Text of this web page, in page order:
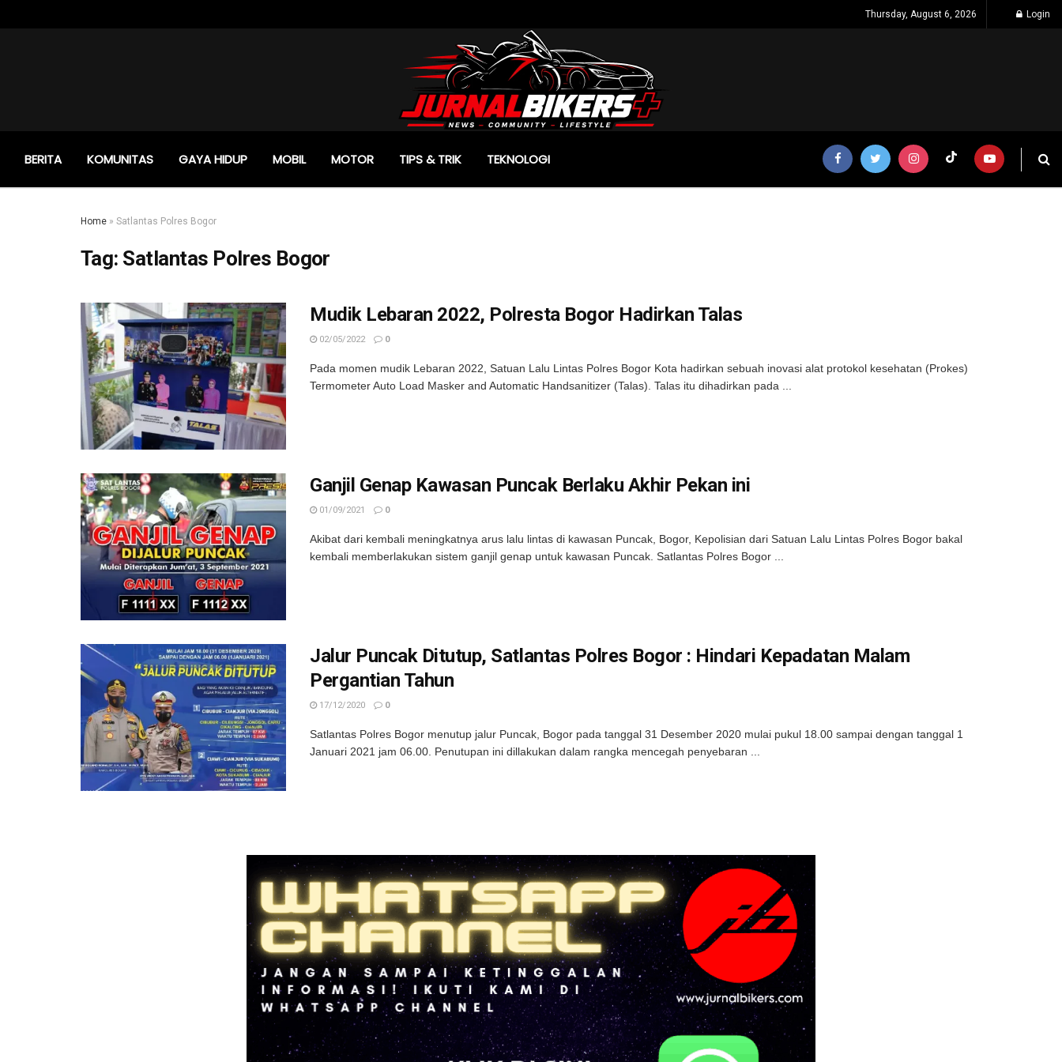
Thursday, August 6, 2026 Login
BERITA KOMUNITAS GAYA HIDUP MOBIL MOTOR TIPS & TRIK TEKNOLOGI
Home » Satlantas Polres Bogor
Tag: Satlantas Polres Bogor
Mudik Lebaran 2022, Polresta Bogor Hadirkan Talas
02/05/2022 0
Pada momen mudik Lebaran 2022, Satuan Lalu Lintas Polres Bogor Kota hadirkan sebuah inovasi alat protokol kesehatan (Prokes)
Termometer Auto Load Masker and Automatic Handsanitizer (Talas). Talas itu dihadirkan pada ...
Ganjil Genap Kawasan Puncak Berlaku Akhir Pekan ini
01/09/2021 0
Akibat dari kembali meningkatnya arus lalu lintas di kawasan Puncak, Bogor, Kepolisian dari Satuan Lalu Lintas Polres Bogor bakal
kembali memberlakukan sistem ganjil genap untuk kawasan Puncak. Satlantas Polres Bogor ...
Jalur Puncak Ditutup, Satlantas Polres Bogor : Hindari Kepadatan Malam
Pergantian Tahun
17/12/2020 0
Satlantas Polres Bogor menutup jalur Puncak, Bogor pada tanggal 31 Desember 2020 mulai pukul 18.00 sampai dengan tanggal 1
Januari 2021 jam 06.00. Penutupan ini dillakukan dalam rangka mencegah penyebaran ...